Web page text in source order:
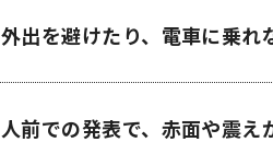
外出を避けたり、電車に乗れ
人前での発表で、赤面や震え